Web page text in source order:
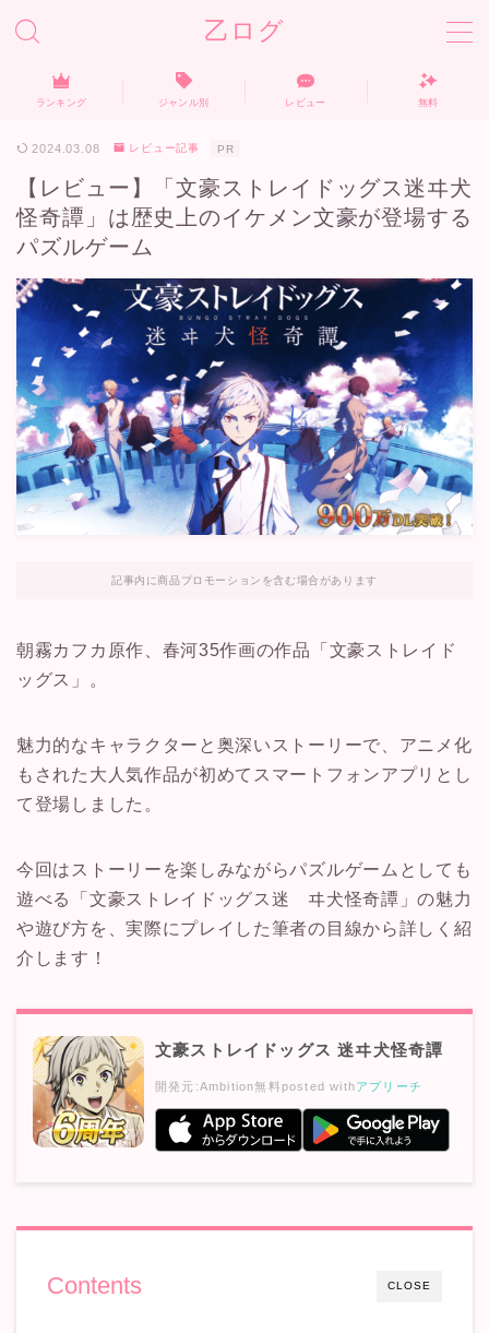
乙ログ
ホーム
ランキング
ジャンル別
レビュー
ランキング ジャンル別 レビュー 無料
2024.03.08 レビュー記事 PR
【レビュー】「文豪ストレイドッグス迷ヰ犬
怪奇譚」は歴史上のイケメン文豪が登場する
パズルゲーム
記事内に商品プロモーションを含む場合があります
朝霧カフカ原作、春河35作画の作品「文豪ストレイド
ッグス」。
魅力的なキャラクターと奥深いストーリーで、アニメ化
もされた大人気作品が初めてスマートフォンアプリとし
て登場しました。
今回はストーリーを楽しみながらパズルゲームとしても
遊べる「文豪ストレイドッグス迷 ヰ犬怪奇譚」の魅力
や遊び方を、実際にプレイした筆者の目線から詳しく紹
介します！
文豪ストレイドッグス 迷ヰ犬怪奇譚
開発元:Ambition無料posted withアプリーチ
CLOSE
Contents